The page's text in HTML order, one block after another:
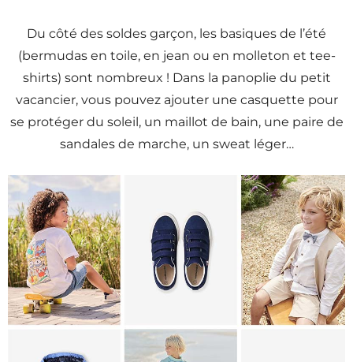
Du côté des soldes garçon, les basiques de l’été
(bermudas en toile, en jean ou en molleton et tee-
shirts) sont nombreux ! Dans la panoplie du petit
vacancier, vous pouvez ajouter une casquette pour
se protéger du soleil, un maillot de bain, une paire de
sandales de marche, un sweat léger…